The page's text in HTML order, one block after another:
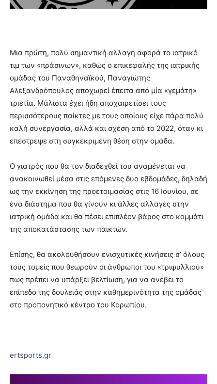
Μια πρώτη, πολύ σημαντική αλλαγή αφορά το ιατρικό
τιμ των «πράσινων», καθώς ο επικεφαλής της ιατρικής
ομάδας του Παναθηναϊκού, Παναγιώτης
Αλεξανδρόπουλος αποχωρεί έπειτα από μία «γεμάτη»
τριετία. Μάλιστα έχει ήδη αποχαιρετίσει τους
περισσότερους παίκτες με τους οποίους είχε πάρα πολύ
καλή συνεργασία, αλλά και σχέση από το 2022, όταν κι
επέστρεψε στη συγκεκριμένη θέση στην ομάδα.
Ο γιατρός που θα τον διαδεχθεί του αναμένεται να
ανακοινωθεί μέσα στις επόμενες δύο εβδομάδες, δηλαδή
ως την εκκίνηση της προετοιμασίας στις 16 Ιουνίου, σε
ένα διάστημα που θα γίνουν κι άλλες αλλαγές στην
ιατρική ομάδα και θα πέσει επιπλέον βάρος στο κομμάτι
της αποκατάστασης των παικτών.
Επίσης, θα ακολουθήσουν ενισχυτικές κινήσεις σ’ όλους
τους τομείς που θεωρούν οι άνθρωποι του «τριφυλλιού»
πως πρέπει να υπάρξει βελτίωση, για να ανέβει το
επίπεδο της δουλειάς στην καθημερινότητα της ομάδας
στο προπονητικό κέντρο του Κορωπίου.
ertsports.gr